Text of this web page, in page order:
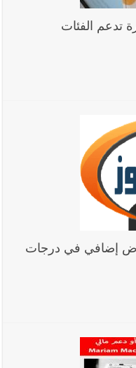
تدعم الفئات
إضافي في درجات